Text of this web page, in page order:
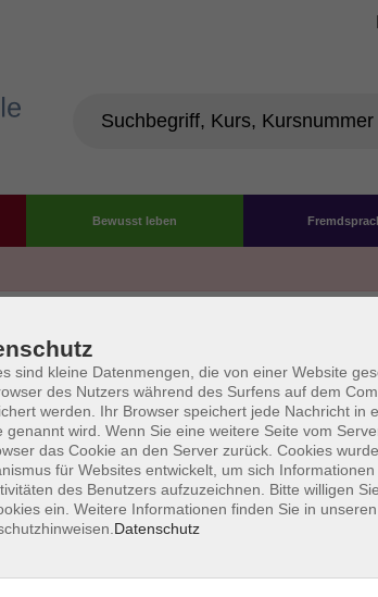
Bewusst leben
Die
der
AGB Datenschutzerklärung Impressum
sind kleine Datenmengen, die von einer Website
des Nutzers während des Surfens auf dem
werden. Ihr Browser speichert jede Nachricht in
genannt wird. Wenn Sie eine weitere Seite vom
das Cookie an den Server zurück. Cookies
für Websites entwickelt, um sich
des Benutzers aufzuzeichnen. Bitte willigen
ein. Weitere Informationen finden Sie in unseren
Datenschutz